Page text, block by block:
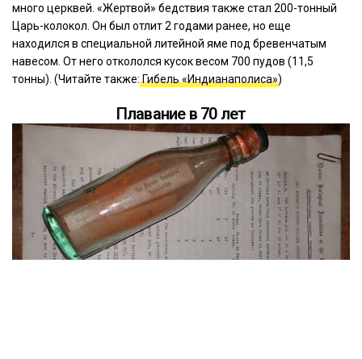
много церквей. «Жертвой» бедствия также стал 200-тонный
Царь-колокол. Он был отлит 2 годами ранее, но еще
находился в специальной литейной яме под бревенчатым
навесом. От него откололся кусок весом 700 пудов (11,5
тонны). (Читайте также:Гибель «Индианаполиса»)
Плавание в 70 лет